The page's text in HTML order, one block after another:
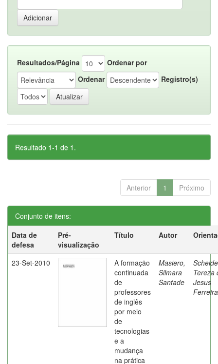
Resultados/Página
Ordenar por
Ordenar
Registro(s)
Resultado 1-1 de 1.
Anterior 1 Próximo
Conjunto de itens:
Data de
defesa
Pré-
visualização
Título Autor
23-Set-2010
A formação
continuada
de
professores
de inglês
por meio
de
tecnologias
e a
mudança
na prática
Masiero,
Silmara
Santade
Tereza
Jesus
Ferreira